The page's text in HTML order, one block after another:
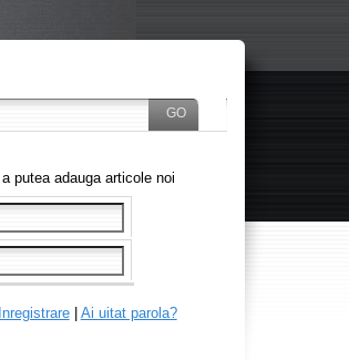
putea adauga articole noi
Inregistrare| Ai uitat parola?